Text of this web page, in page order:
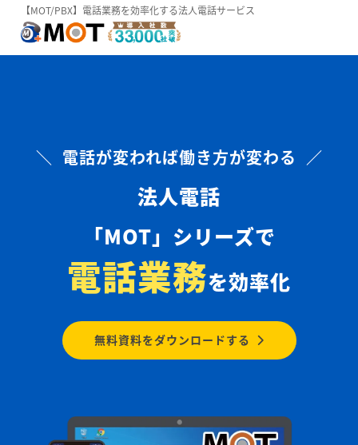
【MOT/PBX】電話業務を効率化する法人電話サービス
＼ 電話が変われば働き方が変わる ／
法人電話
「MOT」シリーズで
電話業務を効率化
無料資料をダウンロードする